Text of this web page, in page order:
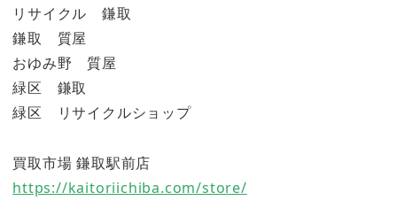
リサイクル 鎌取
鎌取 質屋
おゆみ野 質屋
緑区 鎌取
緑区 リサイクルショップ
買取市場 鎌取駅前店
https://kaitoriichiba.com/store/